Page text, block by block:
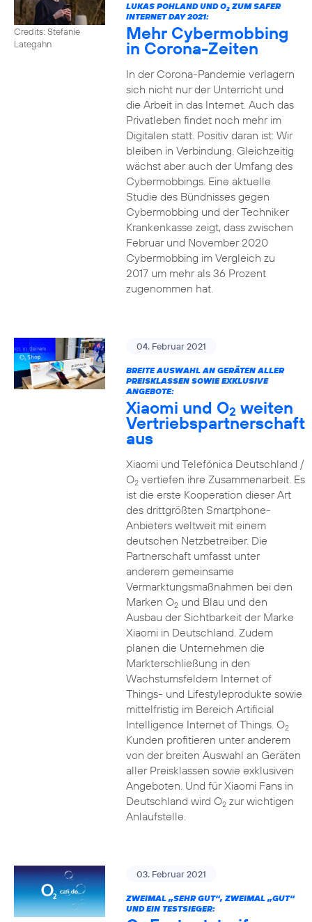
Credits: Stefanie
Lategahn
LUKAS POHLAND UND O2ZUM SAFER
INTERNET DAY 2021:
Mehr Cybermobbing
in Corona-Zeiten
In der Corona-Pandemie verlagern
sich nicht nur der Unterricht und
die Arbeit in das Internet. Auch das
Privatleben findet noch mehr im
Digitalen statt. Positiv daran ist: Wir
bleiben in Verbindung. Gleichzeitig
wächst aber auch der Umfang des
Cybermobbings. Eine aktuelle
Studie des Bündnisses gegen
Cybermobbing und der Techniker
Krankenkasse zeigt, dass zwischen
Februar und November 2020
Cybermobbing im Vergleich zu
2017 um mehr als 36 Prozent
zugenommen hat.
04. Februar 2021
BREITE AUSWAHL AN GERÄTEN ALLER
PREISKLASSEN SOWIE EXKLUSIVE
ANGEBOTE:
Xiaomi und O2 weiten
Vertriebspartnerschaft
aus
Xiaomi und Telefónica Deutschland /
O2vertiefen ihre Zusammenarbeit. Es
ist die erste Kooperation dieser Art
des drittgrößten Smartphone-
Anbieters weltweit mit einem
deutschen Netzbetreiber. Die
Partnerschaft umfasst unter
anderem gemeinsame
Vermarktungsmaßnahmen bei den
Marken O2und Blau und den
Ausbau der Sichtbarkeit der Marke
Xiaomi in Deutschland. Zudem
planen die Unternehmen die
Markterschließung in den
Wachstumsfeldern Internet of
Things- und Lifestyleprodukte sowie
mittelfristig im Bereich Artificial
Intelligence Internet of Things. O2
Kunden profitieren unter anderem
von der breiten Auswahl an Geräten
aller Preisklassen sowie exklusiven
Angeboten. Und für Xiaomi Fans in
Deutschland wird O2zur wichtigen
Anlaufstelle.
03. Februar 2021
ZWEIMAL „SEHR GUT“, ZWEIMAL „GUT“
UND EIN TESTSIEGER: